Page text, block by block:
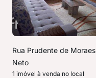
Rua Prudente de Moraes
Neto
1 imóvel à venda no local